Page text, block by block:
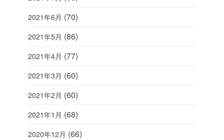
2021年6月 (70)
2021年5月 (86)
2021年4月 (77)
2021年3月 (60)
2021年2月 (60)
2021年1月 (68)
2020年12月 (66)